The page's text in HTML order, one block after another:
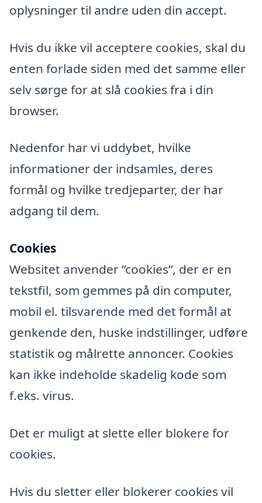
oplysninger til andre uden din accept.
Hvis du ikke vil acceptere cookies, skal du
enten forlade siden med det samme eller
selv sørge for at slå cookies fra i din
browser.
Nedenfor har vi uddybet, hvilke
informationer der indsamles, deres
formål og hvilke tredjeparter, der har
adgang til dem.
Cookies
Websitet anvender ”cookies”, der er en
tekstfil, som gemmes på din computer,
mobil el. tilsvarende med det formål at
genkende den, huske indstillinger, udføre
statistik og målrette annoncer. Cookies
kan ikke indeholde skadelig kode som
f.eks. virus.
Det er muligt at slette eller blokere for
cookies.
Hvis du sletter eller blokerer cookies vil